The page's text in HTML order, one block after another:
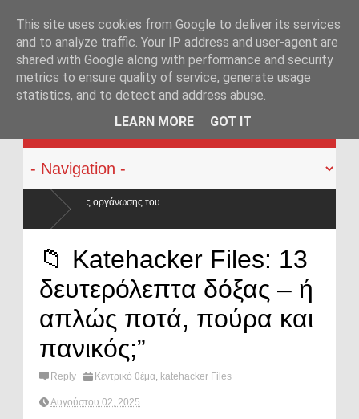
KATEHACKER
📁 Katehacker Files: 13
δευτερόλεπτα δόξας – ή
απλώς ποτά, πούρα και
πανικός;”
Reply Κεντρικό θέμα, katehacker Files
Αυγούστου 02, 2025
This site uses cookies from Google to deliver its services
and to analyze traffic. Your IP address and user-agent are
shared with Google along with performance and security
metrics to ensure quality of service, generate usage
statistics, and to detect and address abuse.
LEARN MORE
GOT IT